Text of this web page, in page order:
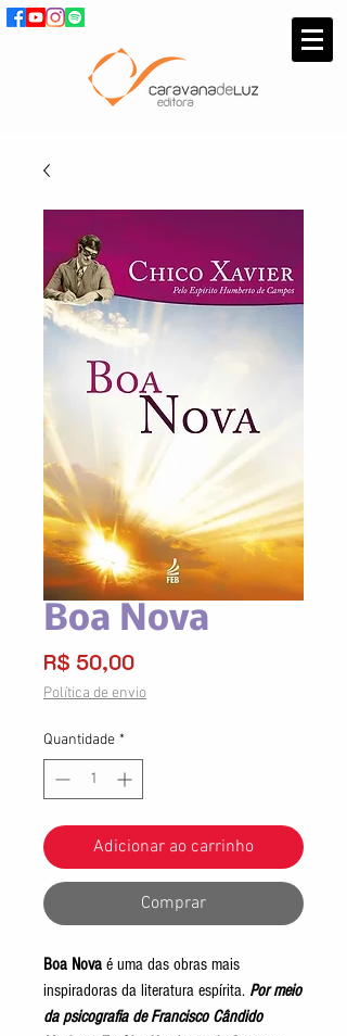
Boa Nova
R$ 50,00Preço
Política de envio
Quantidade *
Adicionar ao carrinho
Comprar
Boa Nova é uma das obras mais
inspiradoras da literatura espírita. Por meio
da psicografia de Francisco Cândido